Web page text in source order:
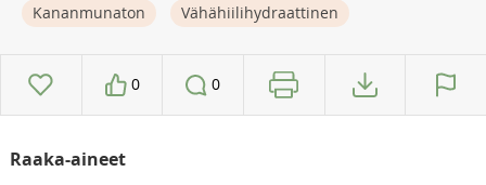
Kananmunaton
Vähähiilihydraattinen
0 0
Raaka-aineet